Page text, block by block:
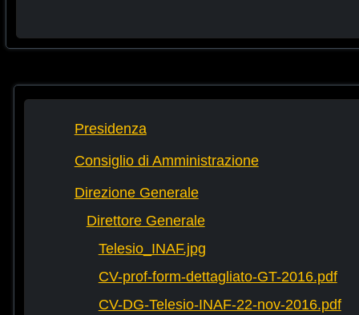
Presidenza
Consiglio di Amministrazione
Direzione Generale
Direttore Generale
Telesio_INAF.jpg
CV-prof-form-dettagliato-GT-2016.pdf
CV-DG-Telesio-INAF-22-nov-2016.pdf